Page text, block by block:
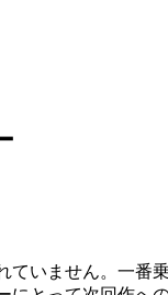
ていません。一番